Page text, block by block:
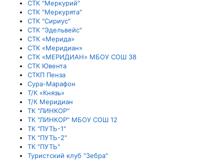
СТК "Меркурий"
СТК "Меркурята"
СТК "Сириус"
СТК "Эдельвейс"
СТК «Мерида»
СТК «Меридиан»
СТК «МЕРИДИАН» МБОУ СОШ 38
СТК Ювента
СТКП Пенза
Сура-Марафон
Т/К «Князь»
Т/К Меридиан
ТК "ЛИНКОР"
ТК "ЛИНКОР" МБОУ СОШ 12
ТК "ПУТЬ-1"
ТК "ПУТЬ-2"
ТК "ПУТЬ"
Туристский клуб "Зебра"